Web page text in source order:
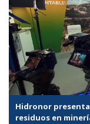
Hidronor
residuos en